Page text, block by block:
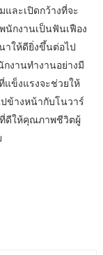
และเปิดกว้างที่จะ
นักงานเป็นฟันเฟือง
ให้ดียิ่งขึ้นต่อไป
กงานทำงานอย่างมี
ข็งแรงจะช่วยให้
ข้างหน้ากับโนวาร์
ดีให้คุณภาพชีวิตผู้